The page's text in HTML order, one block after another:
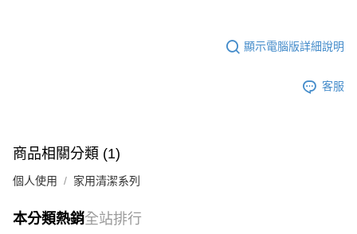
顯示電腦版詳細說明
客服
商品相關分類 (1)
個人使用 家用清潔系列
本分類熱銷全站排行